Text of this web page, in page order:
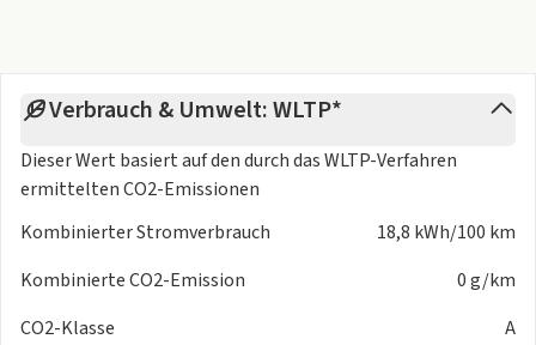
Verbrauch & Umwelt: WLTP*
Dieser Wert basiert auf den durch dasWLTP-Verfahren
ermittelten CO2-Emissionen
Kombinierter Stromverbrauch
18,8 kWh/100 km
Kombinierte CO2-Emission
0 g/km
CO2-Klasse
A